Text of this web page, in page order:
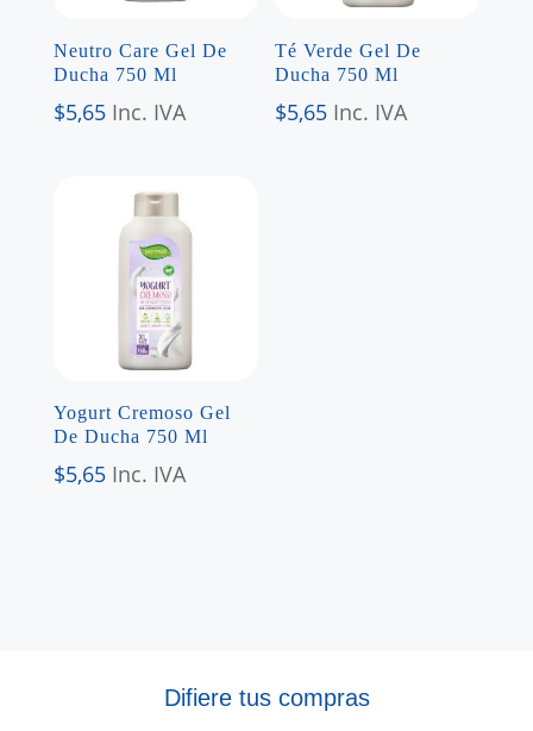
Neutro Care Gel De
Ducha 750 Ml
$5,65 Inc. IVA
Té Verde Gel De
Ducha 750 Ml
$5,65 Inc. IVA
Yogurt Cremoso Gel
De Ducha 750 Ml
$5,65 Inc. IVA
Difiere tus compras